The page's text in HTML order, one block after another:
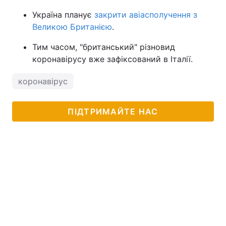
Україна планує закрити авіасполучення з
Великою Британією.
Тим часом, "британський" різновид
коронавірусу вже зафіксований в Італії.
коронавірус
ПІДТРИМАЙТЕ НАС